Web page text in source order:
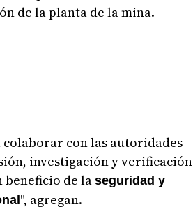
de la planta de la mina.
con las autoridades
investigación y verificación
beneficio de la seguridad y
", agregan.